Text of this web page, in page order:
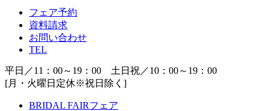
フェア予約
資料請求
お問い合わせ
TEL
平日／11：00～19：00 土日祝／10：00～19：00
[月・火曜日定休※祝日除く]
BRIDAL FAIRフェア